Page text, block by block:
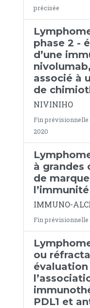
précisée
phase 2 -
d’une
associé à
de
NIVINIHO
Fin prévisionnelle
2020
à grandes
de
l’immunité
IMMUNO-
Fin prévisionnelle
ou
évaluation
PDL1 et